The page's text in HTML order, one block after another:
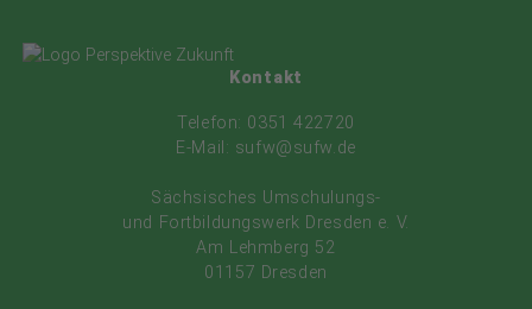
Kontakt
Telefon: 0351 422720
E-Mail: sufw@sufw.de
Sächsisches Umschulungs-
und Fortbildungswerk Dresden e. V.
Am Lehmberg 52
01157 Dresden